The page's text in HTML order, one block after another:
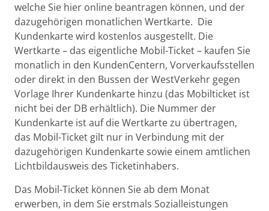
welche Sie hier online beantragen können, und der
dazugehörigen monatlichen Wertkarte. Die
Kundenkarte wird kostenlos ausgestellt. Die
Wertkarte – das eigentliche Mobil-Ticket – kaufen Sie
monatlich in den KundenCentern, Vorverkaufsstellen
oder direkt in den Bussen der WestVerkehr gegen
Vorlage Ihrer Kundenkarte hinzu (das Mobilticket ist
nicht bei der DB erhältlich). Die Nummer der
Kundenkarte ist auf die Wertkarte zu übertragen,
das Mobil-Ticket gilt nur in Verbindung mit der
dazugehörigen Kundenkarte sowie einem amtlichen
Lichtbildausweis des Ticketinhabers.
Das Mobil-Ticket können Sie ab dem Monat
erwerben, in dem Sie erstmals Sozialleistungen